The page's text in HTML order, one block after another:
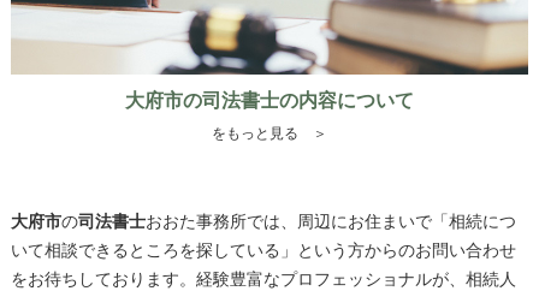
大府市の司法書士の内容について
をもっと見る ＞
大府市の司法書士おおた事務所では、周辺にお住まいで「相続につ
いて相談できるところを探している」という方からのお問い合わせ
をお待ちしております。経験豊富なプロフェッショナルが、相続人